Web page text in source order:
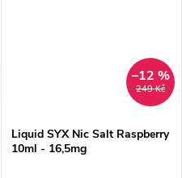
249 Kč
–12 %
Liquid SYX Nic Salt Raspberry
10ml - 16,5mg